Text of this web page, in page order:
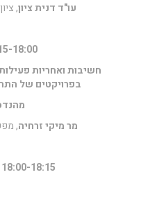
עו"ד דנית ציון,
18:00
חשיבות ואחריות
בפרויקטים של
מר מיקי זרחיה,
18:00-18:15 הפסקה